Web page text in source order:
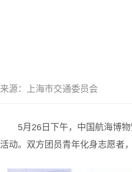
来源：上海市交通委员会
5月26日下午，中国航海博物
活动。双方团员青年化身志愿者